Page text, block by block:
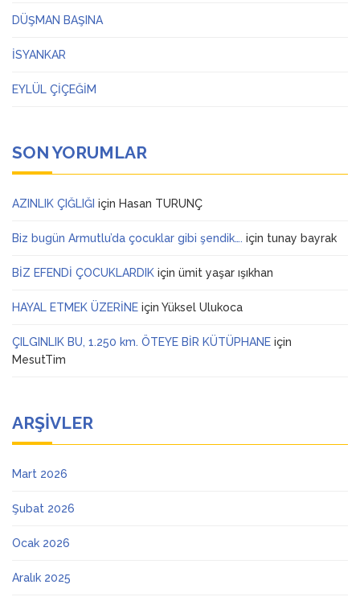
DÜŞMAN BAŞINA
İSYANKAR
EYLÜL ÇİÇEĞİM
SON YORUMLAR
AZINLIK ÇIĞLIĞI için Hasan TURUNÇ
Biz bugün Armutlu’da çocuklar gibi şendik…. için tunay bayrak
BİZ EFENDİ ÇOCUKLARDIK için ümit yaşar ışıkhan
HAYAL ETMEK ÜZERİNE için Yüksel Ulukoca
ÇILGINLIK BU, 1.250 km. ÖTEYE BİR KÜTÜPHANE için
MesutTim
ARŞIVLER
Mart 2026
Şubat 2026
Ocak 2026
Aralık 2025